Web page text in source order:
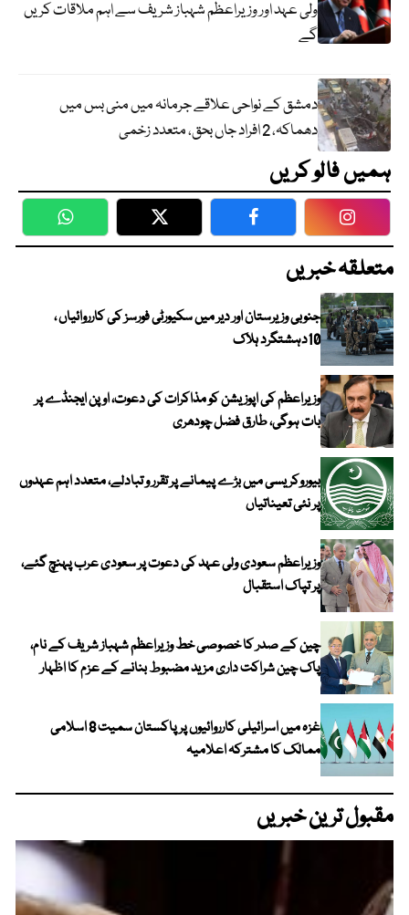
ولی عہد اور وزیراعظم شہباز شریف سے اہم ملاقات کریں
گے
دمشق کے نواحی علاقے جرمانہ میں منی بس میں
دھماکہ، 2 افراد جاں بحق، متعدد زخمی
ہمیں فالو کریں
WhatsApp Twitter Facebook
متعلقہ خبریں
جنوبی وزیرستان اور دیر میں سکیورٹی فورسز کی کارروائیاں ،
10دہشتگرد ہلاک
وزیراعظم کی اپوزیشن کو مذاکرات کی دعوت، اوپن ایجنڈے پر
بات ہوگی، طارق فضل چودھری
بیوروکریسی میں بڑے پیمانے پر تقرر و تبادلے، متعدد اہم عہدوں
پر نئی تعیناتیاں
وزیراعظم سعودی ولی عہد کی دعوت پر سعودی عرب پہنچ گئے،
پر تپاک استقبال
چین کے صدر کا خصوصی خط وزیراعظم شہباز شریف کے نام،
پاک چین شراکت داری مزید مضبوط بنانے کے عزم کا اظہار
غزہ میں اسرائیلی کارروائیوں پر پاکستان سمیت 8 اسلامی
ممالک کا مشترکہ اعلامیہ
مقبول ترین خبریں